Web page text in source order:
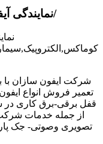
/نمایندگی
شرکت ایفون سازان
تعمیر فروش انواع
قفل برقی-برق کاری در
از جمله خدمات
تصویری وصوتی- جک